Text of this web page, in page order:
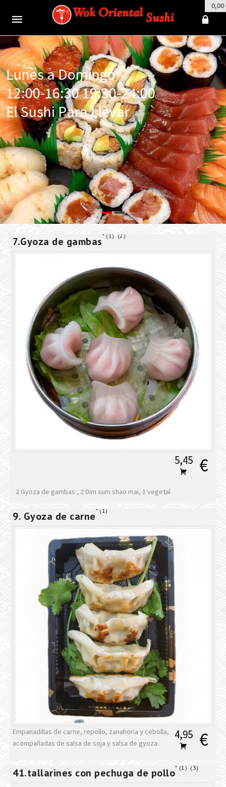
Mobile
navigation
Skip to content
7.Gyoza de gambas 1 2
5,45 €
2 Gyoza de gambas , 2 Dim sum shao mai, 1 vegetal
9. Gyoza de carne 1
4,95 €
Empanadillas de carne, repollo, zanahoria y cebolla,
acompañadas de salsa de soja y salsa de gyoza.
41.tallarines con pechuga de pollo 1 3
0,00